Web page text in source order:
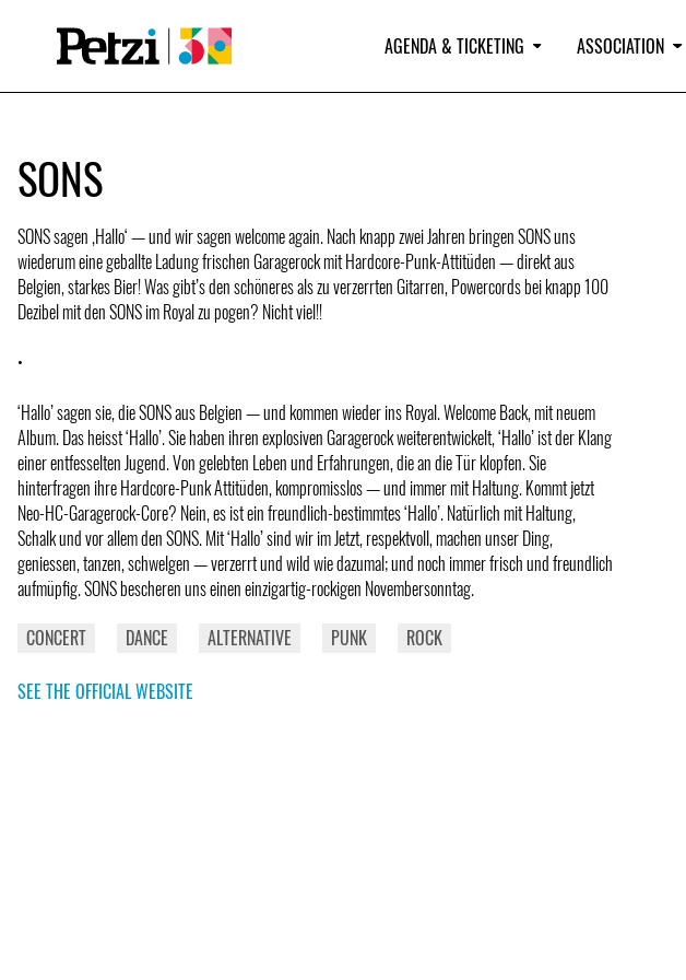
AGENDA & TICKETING ASSOCIATION
SONS
SONS sagen ‚Hallo‘ — und wir sagen welcome again. Nach knapp zwei Jahren bringen SONS uns
wiederum eine geballte Ladung frischen Garagerock mit Hardcore-Punk-Attitüden — direkt aus
Belgien, starkes Bier! Was gibt’s den schöneres als zu verzerrten Gitarren, Powercords bei knapp 100
Dezibel mit den SONS im Royal zu pogen? Nicht viel!!
•
‘Hallo’ sagen sie, die SONS aus Belgien — und kommen wieder ins Royal. Welcome Back, mit neuem
Album. Das heisst ‘Hallo’. Sie haben ihren explosiven Garagerock weiterentwickelt, ‘Hallo’ ist der Klang
einer entfesselten Jugend. Von gelebten Leben und Erfahrungen, die an die Tür klopfen. Sie
hinterfragen ihre Hardcore-Punk Attitüden, kompromisslos — und immer mit Haltung. Kommt jetzt
Neo-HC-Garagerock-Core? Nein, es ist ein freundlich-bestimmtes ‘Hallo’. Natürlich mit Haltung,
Schalk und vor allem den SONS. Mit ‘Hallo’ sind wir im Jetzt, respektvoll, machen unser Ding,
geniessen, tanzen, schwelgen — verzerrt und wild wie dazumal; und noch immer frisch und freundlich
aufmüpfig. SONS bescheren uns einen einzigartig-rockigen Novembersonntag.
CONCERT
DANCE ALTERNATIVE PUNK ROCK
SEE THE OFFICIAL WEBSITE